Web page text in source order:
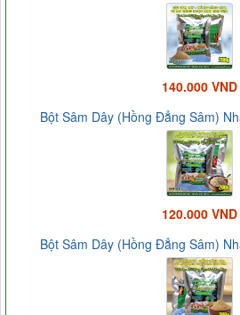
140.000 VND
Bột Sâm Dây (Hồng Đẳng Sâm)
120.000 VND
Bột Sâm Dây (Hồng Đẳng Sâm)